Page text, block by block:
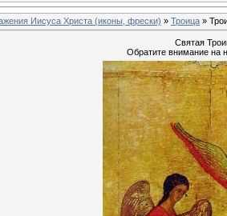
Иисуса Христа (иконы, фрески) » Троица »
Святая
Обратите внимание на